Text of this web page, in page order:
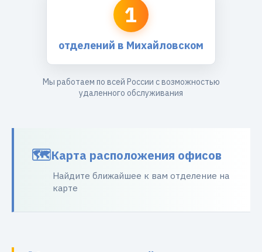
1
отделений в Михайловском
Мы работаем по всей России с возможностью
удаленного обслуживания
Карта расположения офисов
Найдите ближайшее к вам отделение на
карте